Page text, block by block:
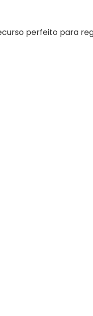
perfeito para